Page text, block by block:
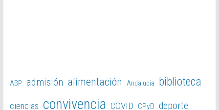
ABP admisión alimentación Andalucía biblioteca
ciencias convivencia COVID CPyD deporte